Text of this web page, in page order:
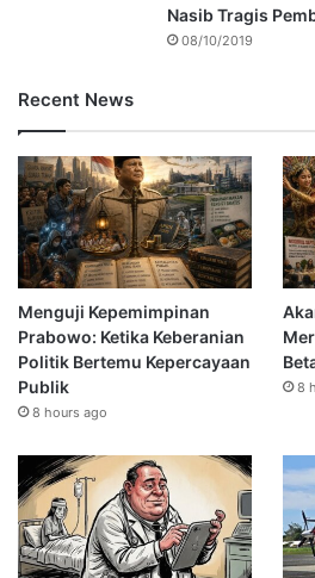
Nasib Tragis
08/10/2019
Recent News
Menguji Kepemimpinan
Prabowo: Ketika Keberanian
Politik Bertemu Kepercayaan
Publik
8 hours ago
8